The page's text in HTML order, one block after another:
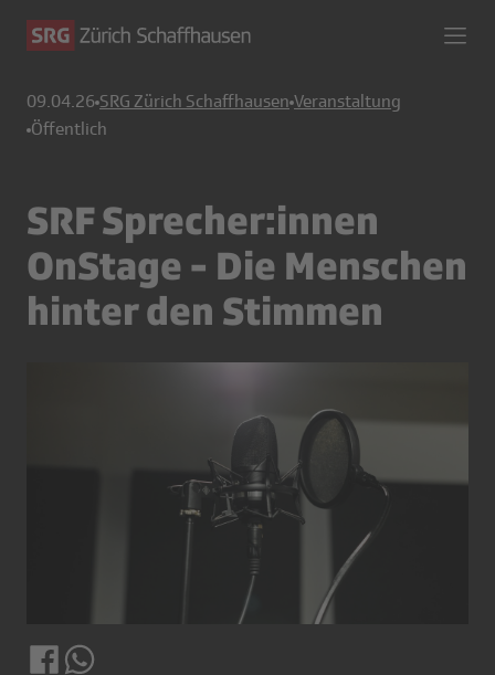
09.04.26 SRG Zürich Schaffhausen Veranstaltung
Öffentlich
SRF Sprecher:innen
OnStage - Die Menschen
hinter den Stimmen